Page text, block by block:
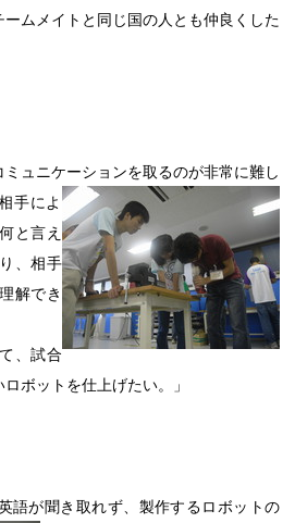
ムメイトと同じ国の人とも仲良くした
ミュニケーションを取るのが非常に難し
手によ
と言え
、相手
解でき
、試合
ボットを仕上げたい。」
語が聞き取れず、製作するロボットの